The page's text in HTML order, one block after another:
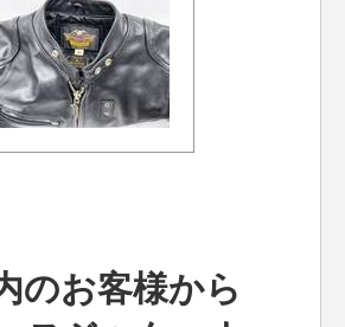
のお客様から